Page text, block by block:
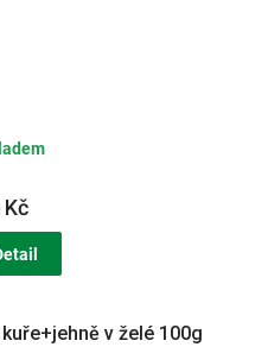
Kč
v želé 100g